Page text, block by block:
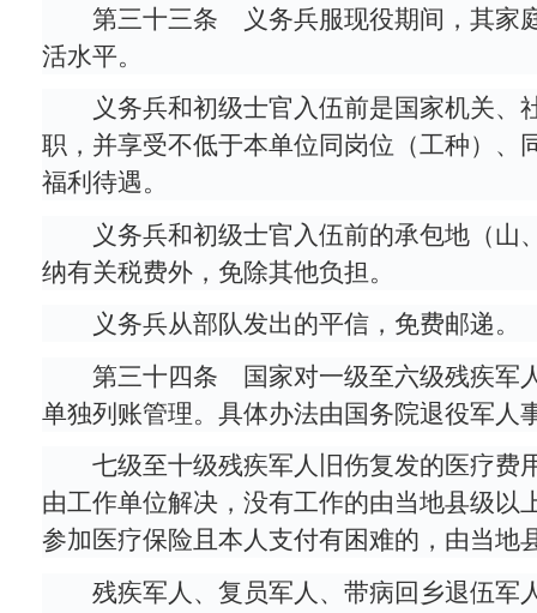
第三十三条 义务兵服现役期间，其家
活水平。
义务兵和初级士官入伍前是国家机关
职，并享受不低于本单位同岗位（工种）、
福利待遇。
义务兵和初级士官入伍前的承包地（
纳有关税费外，免除其他负担。
义务兵从部队发出的平信，免费邮递。
第三十四条 国家对一级至六级残疾军
单独列账管理。具体办法由国务院退役军人
七级至十级残疾军人旧伤复发的医疗费
由工作单位解决，没有工作的由当地县级
参加医疗保险且本人支付有困难的，由当地
残疾军人、复员军人、带病回乡退伍军